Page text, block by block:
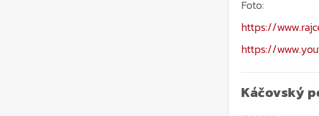
https://
Káčovský
Sychrov ožil v